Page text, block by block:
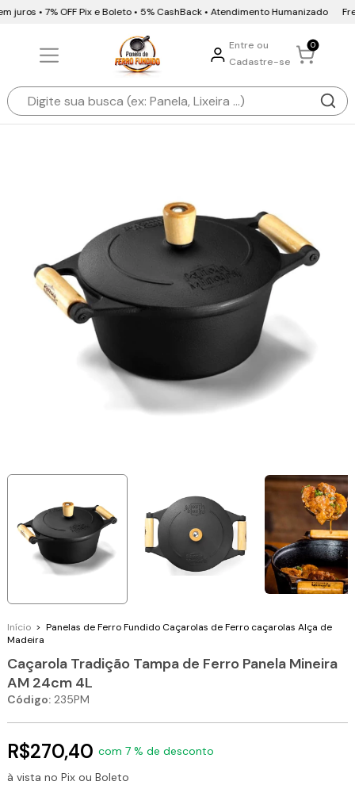
• 7% OFF Pix e Boleto • 5% CashBack • Atendimento Humanizado
Entre ou
Cadastre-se
0
Início > Panelas de Ferro Fundido Caçarolas de Ferro caçarolas Alça de
Madeira
Caçarola Tradição Tampa de Ferro Panela Mineira
AM 24cm 4L
Código: 235PM
R$270,40 com 7 % de desconto
à vista no Pix ou Boleto